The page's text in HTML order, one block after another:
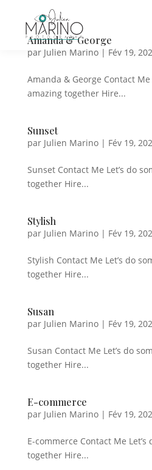
Amanda & George
par Julien Marino| Fév 19,
Amanda & George Contact
amazing together Hire...
Sunset
par Julien Marino| Fév 19,
Sunset Contact Me Let’s do
together Hire...
Stylish
par Julien Marino| Fév 19,
Stylish Contact Me Let’s do
together Hire...
Susan
par Julien Marino| Fév 19,
Susan Contact Me Let’s do
together Hire...
E-commerce
par Julien Marino| Fév 19,
E-commerce Contact Me
together Hire...